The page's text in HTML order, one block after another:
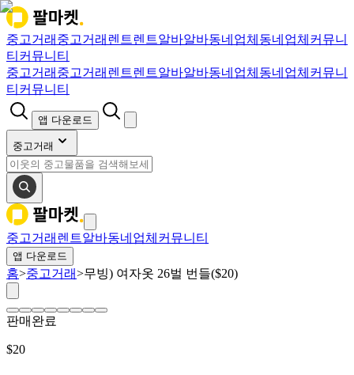
중고거래 중고거래 렌트렌트알바알바동네업체 동네업체 커뮤니
티 커뮤니티
중고거래 중고거래 렌트렌트알바알바동네업체 동네업체 커뮤니
티 커뮤니티
앱 다운로드
중고거래
중고거래 렌트알바동네업체 커뮤니티
앱 다운로드
홈>중고거래>무빙) 여자옷 26벌 번들($20)
판매완료
$20